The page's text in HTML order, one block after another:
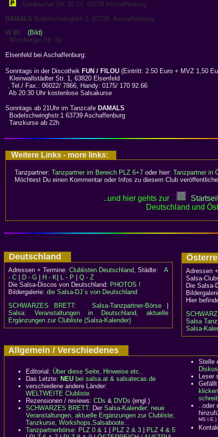
Goldbacher Str. 25-27, 63739 Aschaffenburg
DAMALS Bodelschwinghstr.1, 63739, Aschaffenburg
W 80, (Bild)
Würzburger Str. 80
Elsenfeld bei Aschaffenburg:
Sonntags in der Discothek FUN / FILOU (Eintritt: 2.50 Euro + MVZ 1,50
Kleinwallstädter Str. 1, 63820 Elsenfeld
, Tel./ Fax.: 06022/ 7866, Handy: 0175/ 170 92 66
Ab 20:30 Uhr kostenlose Salsakurse
Sonntags ab 21Uhr im Tanzcafe DAMALS
Bodelschwinghstr.1 63739 Aschaffenburg
Tanzkurse ab 22h
Weitere Links - more links:
Tanzpartner: Tanzpartner im Bereich PLZ 6+7 oder hier: Tanzpartner in
Möchtest Du einen Kommentar oder Infos zu diesem Club
..und hier gehts zur
Deutschland und
Deutschland
Adressen + Termine: Clublisten Deutschland, Städte: A
- C
D - G H - K L - P
Q - Z
Die Salsa-Discos von Deutschland: PHOTOS !
Bildergalerie: die Salsa-DJ´s von Deutschland
SCHWARZES BRETT:
Salsa-Tanzpartner-Börse
Salsa: Veranstaltungen in Deutschland, aktuelle
Ergänzungen zur Clubliste (Salsa-Kalender)
Adressen
Salsa-
Die
Hier
Salsa
Salsa-
Allgemein / Verschiedenes
Editorial: Über diese Seite, Hinweise etc..
Das Letzte: NEU bei salsa.at & salsatecas.de
verschiedene andere Länder:
WELTWEITE Clubliste
Rezensionen / reviews: CDs & DVDs (engl.)
SCHWARZES BRETT: Der Salsa-Kalender: neue
Veranstaltungen, aktuelle Ergänzungen zur Clubliste;
Tanzkurse, Workshops,Salsaboote...
Tanzpartnerbörse: PLZ 0 & 1 PLZ 2 & 3
PLZ 4 & 5
Stelle
Leser
klicken
..oder
MS I.E.)